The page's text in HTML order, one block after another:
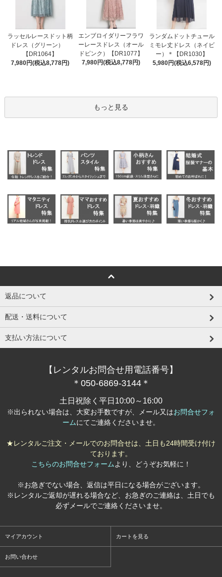
ラッセルレースドット柄
ドレス（グリーン）
【DR1064】
7,980円(税込8,778円)
エンブロイダリーフラワ
ーレースドレス（オール
ドピンク）【DR1077】
7,980円(税込8,778円)
ランダムドットチュール
ミモレ丈ドレス（ネイビ
ー）＊【DR1030】
5,980円(税込6,578円)
もっと見る
返品について
配送・送料について
支払い方法について
【レンタルお問合せ用電話番号】
＊050-6869-3144＊
土日祝除く平日10:00～16:00
※出られない場合は、大変お手数ですが、メール又はお問合せフォ
ームにてご連絡くださいませ。
★レンタルご注文・メールでのお問合せは、土日も24時間受け付け
ております。
こちらのお問合せフォーム より、どうぞお気軽に！
※お急ぎでない場合、返信は平日になる場合がございます。
※レンタルご返却が遅れる場合など、お急ぎのご連絡は、土日でも
必ずメールでご連絡くださいませ。
マイアカウント カートを見る
お問い合わせ